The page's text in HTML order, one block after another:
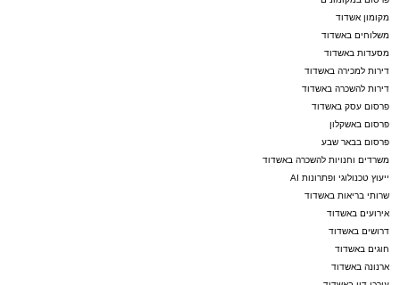
מקומון אשדוד
משלוחים באשדוד
מסעדות באשדוד
דירות למכירה באשדוד
דירות להשכרה באשדוד
פרסום עסק באשדוד
פרסום באשקלון
פרסום בבאר שבע
משרדים וחנויות להשכרה באשדוד
ייעוץ טכנולוגי ופתרונות AI
שרותי בריאות באשדוד
אירועים באשדוד
דרושים באשדוד
חוגים באשדוד
ארנונה באשדוד